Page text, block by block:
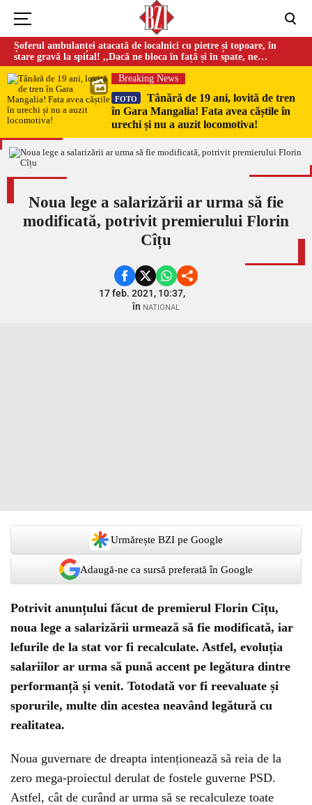
Șoferul ambulanței atacată de localnici cu pietre și topoare, în
stare gravă la spital! ,,Dacă ne bloca în față și în spate, ne
omorau…”
Breaking News
FOTO
Tânără de 19 ani, lovită de tren
în Gara Mangalia! Fata avea căștile în
urechi și nu a auzit locomotiva!
Noua lege a salarizării ar urma să fie
modificată, potrivit premierului Florin
Cîțu
17 feb. 2021, 10:37,
în NATIONAL
Urmărește BZI pe Google
Adaugă-ne ca sursă preferată în Google
Potrivit anunțului făcut de premierul Florin Cîțu,
noua lege a salarizării urmează să fie modificată, iar
lefurile de la stat vor fi recalculate. Astfel, evoluția
salariilor ar urma să pună accent pe legătura dintre
performanță și venit. Totodată vor fi reevaluate și
sporurile, multe din acestea neavând legătură cu
realitatea.
Noua guvernare de dreapta intenționează să reia de la
zero mega-proiectul derulat de fostele guverne PSD.
Astfel, cât de curând ar urma să se recalculeze toate